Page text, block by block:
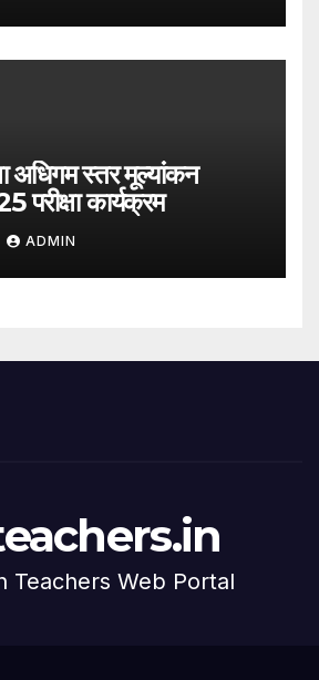
अधिगम स्तर मूल्यांकन
परीक्षा कार्यक्रम
ADMIN
Teachers Web Portal